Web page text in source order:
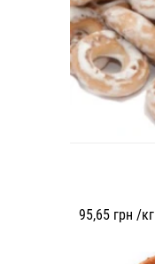
95,65 грн /кг